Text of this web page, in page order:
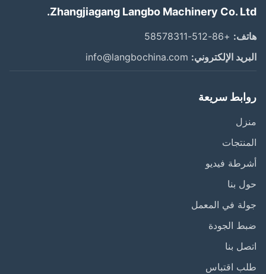
Zhangjiagang Langbo Machinery Co.
+86-512-58578311
الإلكتروني: info@langbochina.com
سريعة
فيديو
بنا
في المعمل
الجودة
بنا
اقتباس